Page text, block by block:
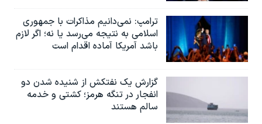
ترامپ: نمی‌دانیم مذاکرات با جمهوری
اسلامی به نتیجه می‌رسد یا نه؛ اگر لازم
باشد آمریکا آماده اقدام است
گزارش یک نفتکش از شنیده شدن دو
انفجار در تنگه هرمز؛ کشتی و خدمه
سالم هستند